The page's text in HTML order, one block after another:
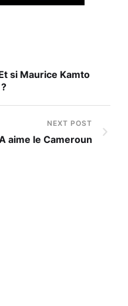
si Maurice Kamto
NEXT POST
aime le Cameroun